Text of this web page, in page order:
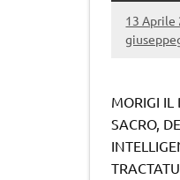
13 Aprile
MORIGI IL
SACRO,